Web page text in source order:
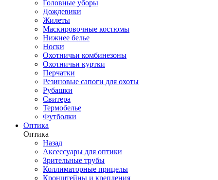
Головные уборы
Дождевики
Жилеты
Маскировочные костюмы
Нижнее белье
Носки
Охотничьи комбинезоны
Охотничьи куртки
Перчатки
Резиновые сапоги для охоты
Рубашки
Свитера
Термобелье
Футболки
Оптика
Оптика
Назад
Аксессуары для оптики
Зрительные трубы
Коллиматорные прицелы
Кронштейны и крепления